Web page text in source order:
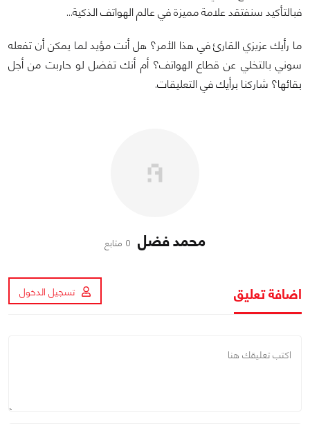
فبالتأكيد سنفتقد علامة مميزة في عالم الهواتف الذكية...
ما رأيك عزيزي القارئ في هذا الأمر؟ هل أنت مؤيد لما يمكن أن تفعله
سوني بالتخلي عن قطاع الهواتف؟ أم أنك تفضل لو حاربت من أجل
بقائها؟ شاركنا برأيك في التعليقات.
محمد فضل 0 متابع
اضافة تعليق تسجيل الدخول